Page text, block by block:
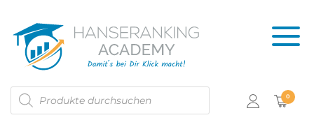
Products
search 0